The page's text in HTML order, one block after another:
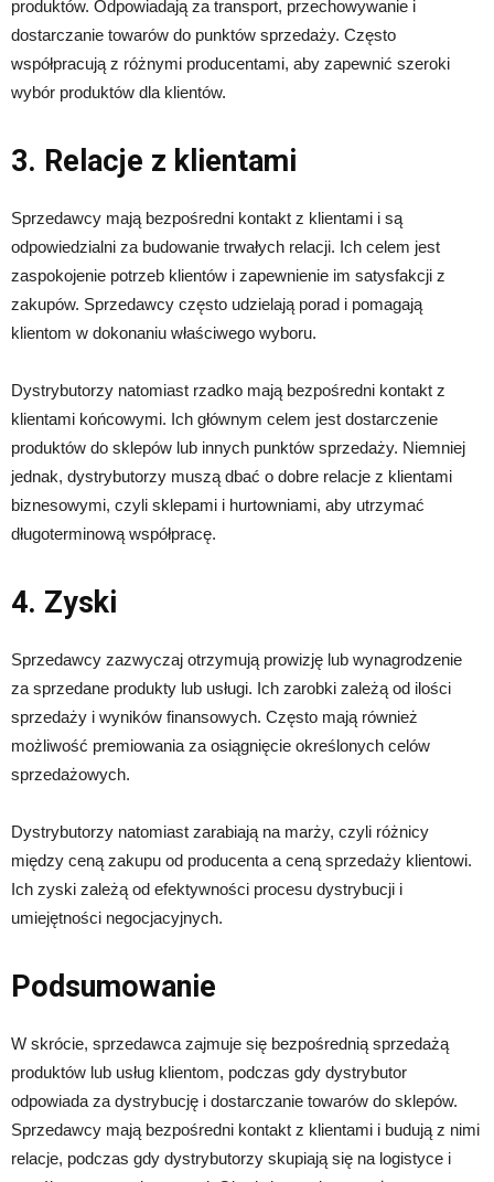
produktów. Odpowiadają za transport, przechowywanie i
dostarczanie towarów do punktów sprzedaży. Często
współpracują z różnymi producentami, aby zapewnić szeroki
wybór produktów dla klientów.
3. Relacje z klientami
Sprzedawcy mają bezpośredni kontakt z klientami i są
odpowiedzialni za budowanie trwałych relacji. Ich celem jest
zaspokojenie potrzeb klientów i zapewnienie im satysfakcji z
zakupów. Sprzedawcy często udzielają porad i pomagają
klientom w dokonaniu właściwego wyboru.
Dystrybutorzy natomiast rzadko mają bezpośredni kontakt z
klientami końcowymi. Ich głównym celem jest dostarczenie
produktów do sklepów lub innych punktów sprzedaży. Niemniej
jednak, dystrybutorzy muszą dbać o dobre relacje z klientami
biznesowymi, czyli sklepami i hurtowniami, aby utrzymać
długoterminową współpracę.
4. Zyski
Sprzedawcy zazwyczaj otrzymują prowizję lub wynagrodzenie
za sprzedane produkty lub usługi. Ich zarobki zależą od ilości
sprzedaży i wyników finansowych. Często mają również
możliwość premiowania za osiągnięcie określonych celów
sprzedażowych.
Dystrybutorzy natomiast zarabiają na marży, czyli różnicy
między ceną zakupu od producenta a ceną sprzedaży klientowi.
Ich zyski zależą od efektywności procesu dystrybucji i
umiejętności negocjacyjnych.
Podsumowanie
W skrócie, sprzedawca zajmuje się bezpośrednią sprzedażą
produktów lub usług klientom, podczas gdy dystrybutor
odpowiada za dystrybucję i dostarczanie towarów do sklepów.
Sprzedawcy mają bezpośredni kontakt z klientami i budują z nimi
relacje, podczas gdy dystrybutorzy skupiają się na logistyce i